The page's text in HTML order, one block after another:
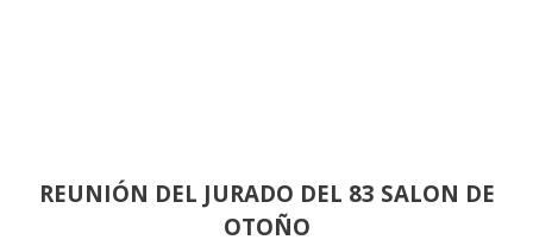
REUNIÓN DEL JURADO DEL 83 SALON DE
OTOÑO